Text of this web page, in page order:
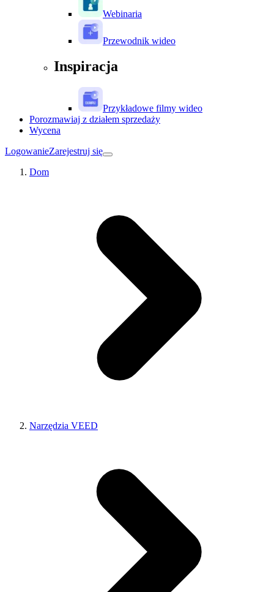
Webinaria
Przewodnik wideo
Inspiracja
Przykładowe filmy wideo
Porozmawiaj z działem sprzedaży
Wycena
LogowanieZarejestruj się
Dom
Narzędzia VEED